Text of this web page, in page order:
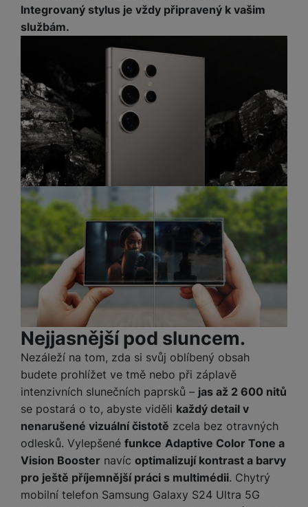
H
č
ít
a
č
v
t
o
l
y
H
e
r
n
í
á
v
e
s
n
o
r
A
u
d
i
-
i
d
e
o
k
a
b
y
r
d
e
z
a
ří
z
ní
P
o
w
e
r
b
a
y
s
r
y
c
hl
o
a
n
r
é
b
a
t
e
ri
e
P
sl
u
š
e
st
r
o
a
u
t
o
a
m
Integrovaný stylus je vždy připravený k vašim
službám.
Nejjasnější pod sluncem.
Nezáleží na tom, zda si svůj oblíbený obsah
budete prohlížet ve tmě nebo při záplavě
intenzivních slunečních paprsků – jas až 2 600 nitů
se postará o to, abyste viděli každý detail v
nenarušené vizuální čistotě zcela bez otravných
odlesků. Vylepšené funkce Adaptive Color Tone a
Vision Booster navíc optimalizují kontrast a barvy
pro ještě příjemnější práci s multimédii. Chytrý
mobilní telefon Samsung Galaxy S24 Ultra 5G